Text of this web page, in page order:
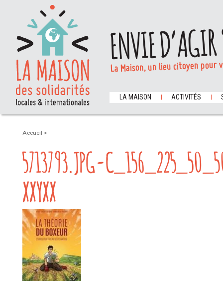
ENVIE
La Maison, un lieu citoyen
LA MAISON ACTIVITÉS
Accueil >
5713793.JPG-
XXYXX